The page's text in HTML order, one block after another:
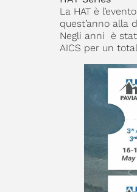
La HAT è
quest’anno alla
Negli anni è
AICS per un